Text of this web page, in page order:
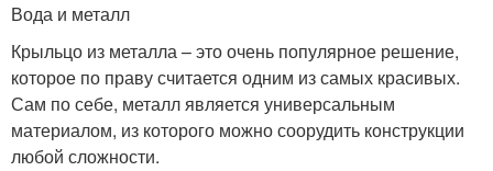
Вода и металл
Крыльцо из металла – это очень популярное решение,
которое по праву считается одним из самых красивых.
Сам по себе, металл является универсальным
материалом, из которого можно соорудить конструкции
любой сложности.